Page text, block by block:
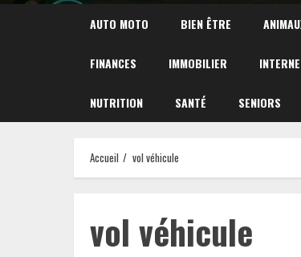
AUTO MOTO BIEN ÊTRE
FINANCES IMMOBILIER
NUTRITION SANTÉ SENIORS
Accueil vol véhicule
vol véhicule